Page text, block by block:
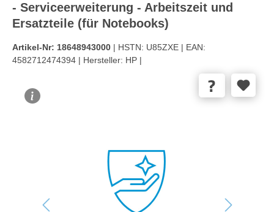
- Serviceerweiterung - Arbeitszeit und
Ersatzteile (für Notebooks)
Artikel-Nr: 18648943000 | HSTN: U85ZXE | EAN:
4582712474394 | Hersteller: HP |